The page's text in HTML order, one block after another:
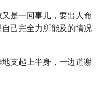
是一回事儿，要出人命
己完全力所能及的情况
支起上半身，一边道谢